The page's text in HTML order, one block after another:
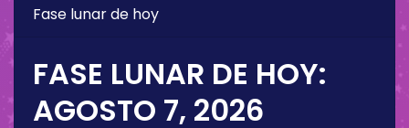
Fase lunar de hoy
FASE LUNAR DE HOY:
AGOSTO 7, 2026